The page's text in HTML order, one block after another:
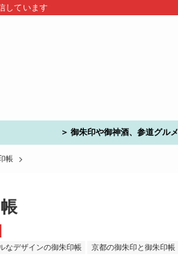
しています
＞ 御朱印や御神酒、参道グル
帳
なデザインの御朱印帳 京都の御朱印と御朱印帳